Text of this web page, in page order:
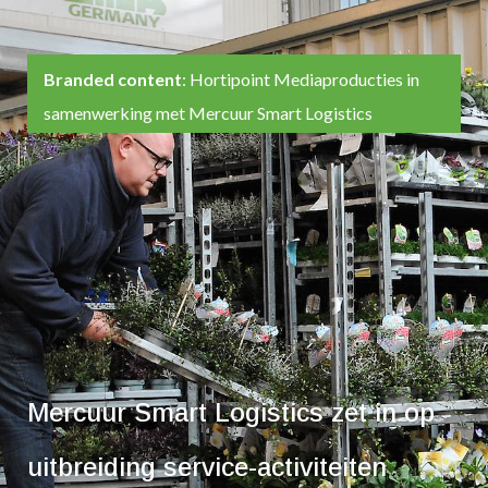
Branded content: Hortipoint Mediaproducties in
samenwerking met Mercuur Smart Logistics
Mercuur Smart Logistics zet in op
uitbreiding service-activiteiten